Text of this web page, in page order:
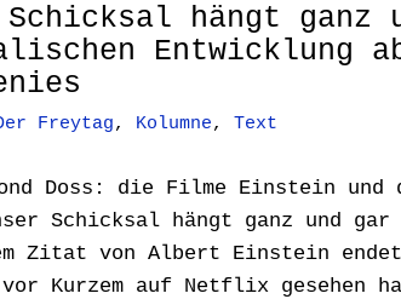
hängt ganz
Entwicklung
Freytag, Kolumne, Text
Doss: die Filme Einstein und
Schicksal hängt ganz und gar
Zitat von Albert Einstein
Kurzem auf Netflix gesehen